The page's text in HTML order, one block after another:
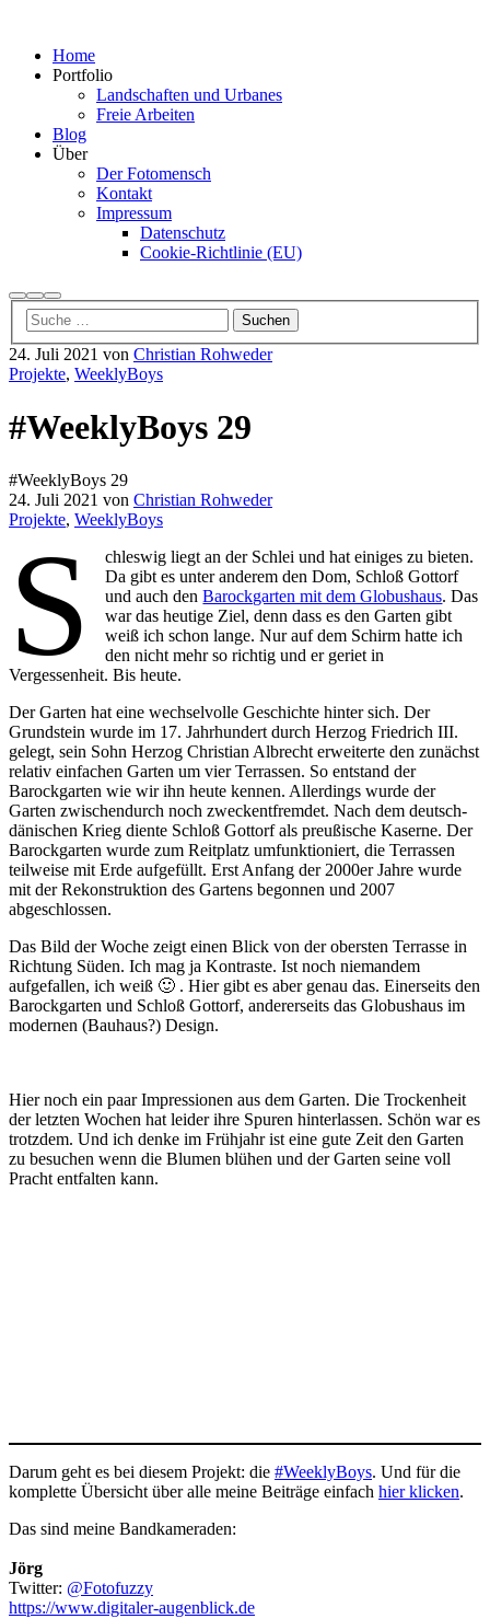
Home
Portfolio
Landschaften und Urbanes
Freie Arbeiten
Blog
Über
Der Fotomensch
Kontakt
Impressum
Datenschutz
Cookie-Richtlinie (EU)
Suchen
Mehr
Info
Hauptmenü
24. Juli 2021 von Christian Rohweder
Projekte, WeeklyBoys
#WeeklyBoys 29
#WeeklyBoys 29
24. Juli 2021 von Christian Rohweder
Projekte, WeeklyBoys
S
chleswig liegt an der Schlei und hat einiges zu bieten.
Da gibt es unter anderem den Dom, Schloß Gottorf
und auch denBarockgarten mit dem Globushaus. Das
war das heutige Ziel, denn dass es den Garten gibt
weiß ich schon lange. Nur auf dem Schirm hatte ich
den nicht mehr so richtig und er geriet in
Vergessenheit. Bis heute.
Der Garten hat eine wechselvolle Geschichte hinter sich. Der
Grundstein wurde im 17. Jahrhundert durch Herzog Friedrich III.
gelegt, sein Sohn Herzog Christian Albrecht erweiterte den zunächst
relativ einfachen Garten um vier Terrassen. So entstand der
Barockgarten wie wir ihn heute kennen. Allerdings wurde der
Garten zwischendurch noch zweckentfremdet. Nach dem deutsch-
dänischen Krieg diente Schloß Gottorf als preußische Kaserne. Der
Barockgarten wurde zum Reitplatz umfunktioniert, die Terrassen
teilweise mit Erde aufgefüllt. Erst Anfang der 2000er Jahre wurde
mit der Rekonstruktion des Gartens begonnen und 2007
abgeschlossen.
Das Bild der Woche zeigt einen Blick von der obersten Terrasse in
Richtung Süden. Ich mag ja Kontraste. Ist noch niemandem
aufgefallen, ich weiß 🙂 . Hier gibt es aber genau das. Einerseits den
Barockgarten und Schloß Gottorf, andererseits das Globushaus im
modernen (Bauhaus?) Design.
Hier noch ein paar Impressionen aus dem Garten. Die Trockenheit
der letzten Wochen hat leider ihre Spuren hinterlassen. Schön war es
trotzdem. Und ich denke im Frühjahr ist eine gute Zeit den Garten
zu besuchen wenn die Blumen blühen und der Garten seine voll
Pracht entfalten kann.
Darum geht es bei diesem Projekt: die #WeeklyBoys. Und für die
komplette Übersicht über alle meine Beiträge einfach hier klicken.
Das sind meine Bandkameraden:
Jörg
Twitter: @Fotofuzzy
https://www.digitaler-augenblick.de